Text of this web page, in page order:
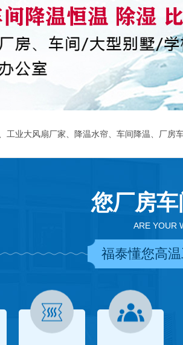
工业大风扇厂家、降温水帘、车间降温、厂房
您厂房
ARE YOUR
福泰懂您高